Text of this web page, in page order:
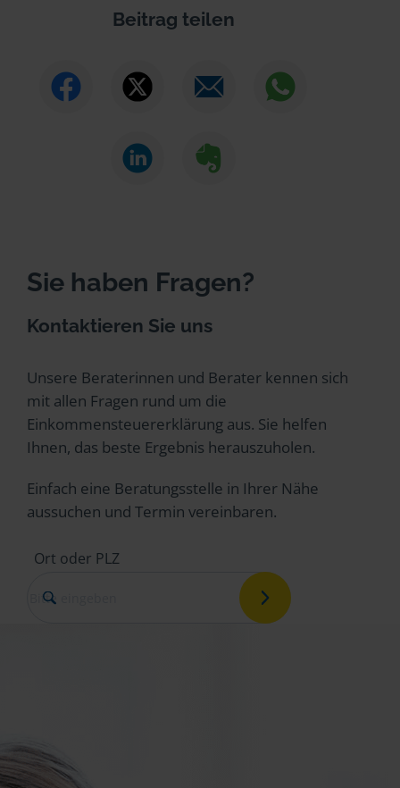
Beitrag teilen
Sie haben Fragen?
Kontaktieren Sie uns
Unsere Beraterinnen und Berater kennen sich
mit allen Fragen rund um die
Einkommensteuererklärung aus. Sie helfen
Ihnen, das beste Ergebnis herauszuholen.
Einfach eine Beratungsstelle in Ihrer Nähe
aussuchen und Termin vereinbaren.
Ort oder PLZ